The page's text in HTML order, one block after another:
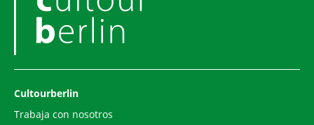
Cultourberlin
Trabaja con nosotros